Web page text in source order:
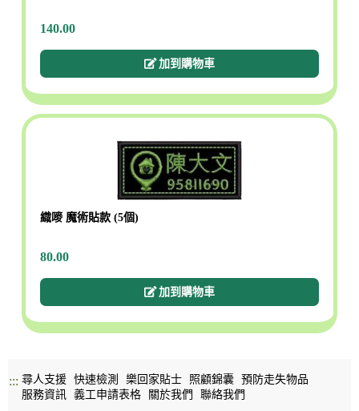
140.00
加到購物車
織嘜 魔術貼款 (5個)
80.00
加到購物車
::: 尋人支援 快速檢測 樂回家貼士 照顧錦囊
預防走失物品
服務資訊
義工申請表格 關於我們 聯絡我們